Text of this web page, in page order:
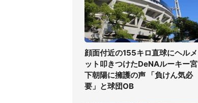
顔面付近の155キロ直球にヘルメ
ット叩きつけたDeNAルーキー宮
下朝陽に擁護の声 「負けん気必
要」と球団OB